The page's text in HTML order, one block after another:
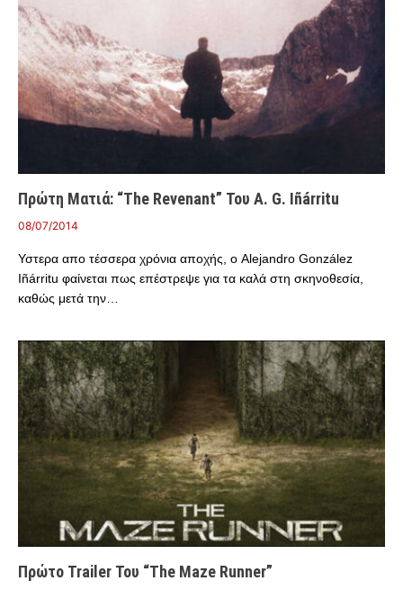
Πρώτη Ματιά: “The Revenant” Του A. G. Iñárritu
08/07/2014
Υστερα απο τέσσερα χρόνια αποχής, ο Alejandro González
Iñárritu φαίνεται πως επέστρεψε για τα καλά στη σκηνοθεσία,
καθώς μετά την…
Πρώτο Trailer Του “The Maze Runner”